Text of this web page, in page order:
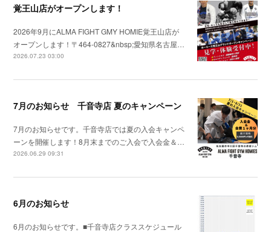
覚王山店がオープンします！
2026年9月にALMA FIGHT GMY HOMIE覚王山店が
オープンします！〒464-0827&nbsp;愛知県名古屋…
2026.07.23 03:00
7月のお知らせ 千音寺店 夏のキャンペーン
7月のお知らせです。千音寺店では夏の入会キャンペ
ーンを開催します！8月末までのご入会で入会金＆…
2026.06.29 09:31
6月のお知らせ
6月のお知らせです。■千音寺店クラススケジュール